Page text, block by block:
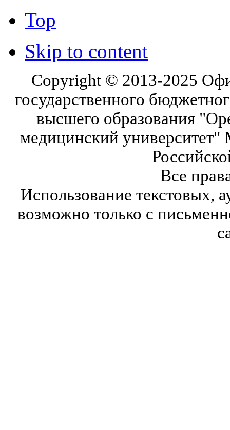
Top
Skip to content
Copyright © 2013-2025
государственного
высшего образования
медицинский университет"
Все
Использование текстовых,
возможно только с